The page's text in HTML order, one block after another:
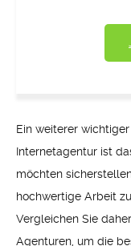
Ein weiterer
Internetagentur ist
möchten
hochwertige Arbeit
Vergleichen Sie
Agenturen, um die